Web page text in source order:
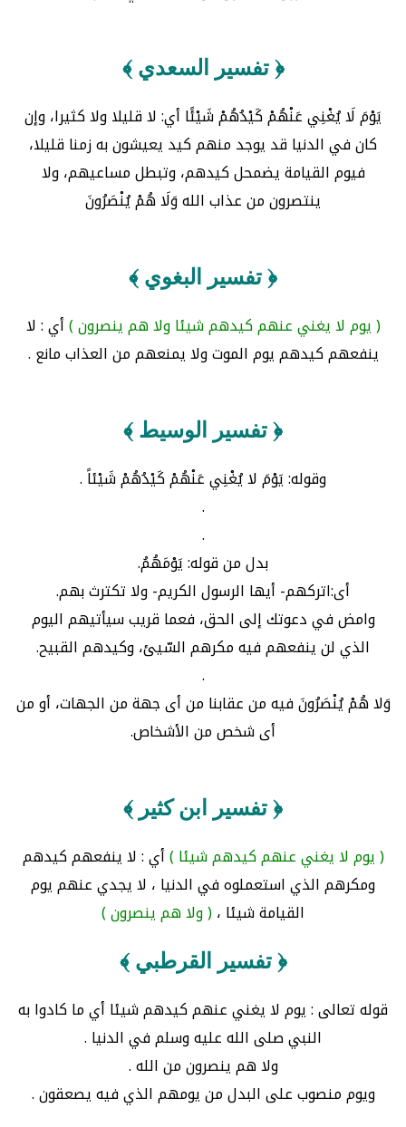
﴿ تفسير السعدي ﴾
يَوْمَ لَا يُغْنِي عَنْهُمْ كَيْدُهُمْ شَيْئًا أي: لا قليلا ولا كثيرا، وإن
كان في الدنيا قد يوجد منهم كيد يعيشون به زمنا قليلا،
فيوم القيامة يضمحل كيدهم، وتبطل مساعيهم، ولا
ينتصرون من عذاب الله وَلَا هُمْ يُنْصَرُونَ
﴿ تفسير البغوي ﴾
( يوم لا يغني عنهم كيدهم شيئا ولا هم ينصرون )أي : لا
ينفعهم كيدهم يوم الموت ولا يمنعهم من العذاب مانع .
﴿ تفسير الوسيط ﴾
وقوله: يَوْمَ لا يُغْنِي عَنْهُمْ كَيْدُهُمْ شَيْئاً .
.
.
بدل من قوله: يَوْمَهُمُ.
أى:اتركهم- أيها الرسول الكريم- ولا تكترث بهم.
وامض في دعوتك إلى الحق، فعما قريب سيأتيهم اليوم
الذي لن ينفعهم فيه مكرهم السّيئ، وكيدهم القبيح.
.
وَلا هُمْ يُنْصَرُونَ فيه من عقابنا من أى جهة من الجهات، أو من
أى شخص من الأشخاص.
﴿ تفسير ابن كثير ﴾
( يوم لا يغني عنهم كيدهم شيئا )أي : لا ينفعهم كيدهم
ومكرهم الذي استعملوه في الدنيا ، لا يجدي عنهم يوم
القيامة شيئا ،( ولا هم ينصرون )
﴿ تفسير القرطبي ﴾
قوله تعالى : يوم لا يغني عنهم كيدهم شيئا أي ما كادوا به
النبي صلى الله عليه وسلم في الدنيا .
ولا هم ينصرون من الله .
ويوم منصوب على البدل من يومهم الذي فيه يصعقون .